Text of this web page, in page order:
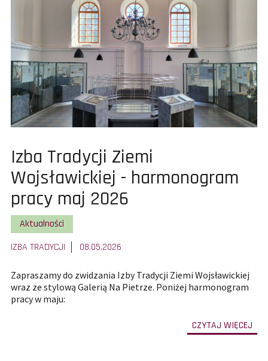
z
Pokaż
całą
treść
artykułu:
Izba Tradycji Ziemi
Wojsławickiej - harmonogram
pracy maj 2026
Pokaż wszystkie artykuły z kategorii
Aktualności
IZBA TRADYCJI
08.05.2026
Zapraszamy do zwidzania Izby Tradycji Ziemi Wojsławickiej
wraz ze stylową Galerią Na Pietrze. Poniżej harmonogram
pracy w maju:
CZYTAJ WIĘCEJ